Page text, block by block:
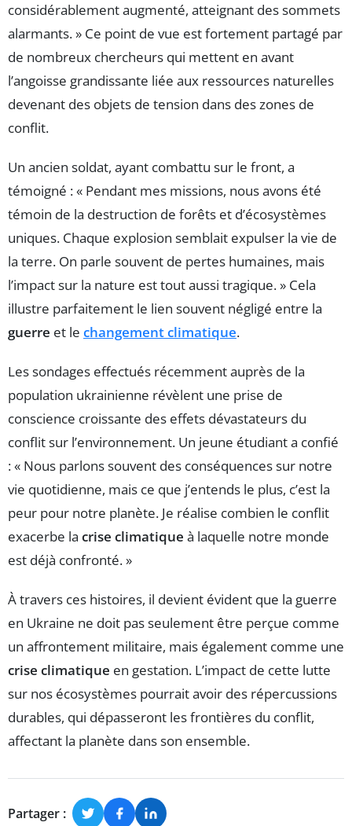
considérablement augmenté, atteignant des sommets
alarmants. » Ce point de vue est fortement partagé par
de nombreux chercheurs qui mettent en avant
l’angoisse grandissante liée aux ressources naturelles
devenant des objets de tension dans des zones de
conflit.
Un ancien soldat, ayant combattu sur le front, a
témoigné : « Pendant mes missions, nous avons été
témoin de la destruction de forêts et d’écosystèmes
uniques. Chaque explosion semblait expulser la vie de
la terre. On parle souvent de pertes humaines, mais
l’impact sur la nature est tout aussi tragique. » Cela
illustre parfaitement le lien souvent négligé entre la
guerre et le changement climatique.
Les sondages effectués récemment auprès de la
population ukrainienne révèlent une prise de
conscience croissante des effets dévastateurs du
conflit sur l’environnement. Un jeune étudiant a confié
: « Nous parlons souvent des conséquences sur notre
vie quotidienne, mais ce que j’entends le plus, c’est la
peur pour notre planète. Je réalise combien le conflit
exacerbe la crise climatique à laquelle notre monde
est déjà confronté. »
À travers ces histoires, il devient évident que la guerre
en Ukraine ne doit pas seulement être perçue comme
un affrontement militaire, mais également comme une
crise climatique en gestation. L’impact de cette lutte
sur nos écosystèmes pourrait avoir des répercussions
durables, qui dépasseront les frontières du conflit,
affectant la planète dans son ensemble.
Partager :